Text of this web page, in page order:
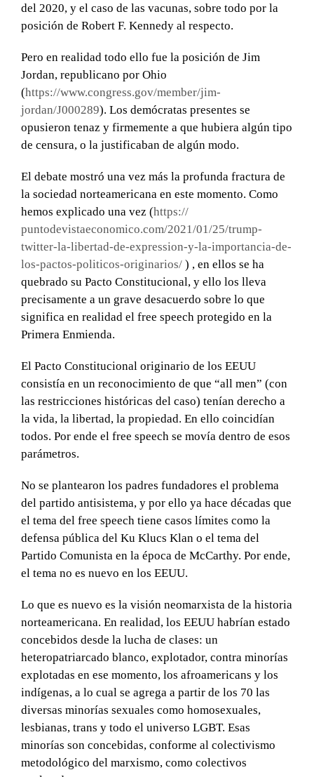
del 2020, y el caso de las vacunas, sobre todo por la
posición de Robert F. Kennedy al respecto.
Pero en realidad todo ello fue la posición de Jim
Jordan, republicano por Ohio
(https://www.congress.gov/member/jim-
jordan/J000289). Los demócratas presentes se
opusieron tenaz y firmemente a que hubiera algún tipo
de censura, o la justificaban de algún modo.
El debate mostró una vez más la profunda fractura de
la sociedad norteamericana en este momento. Como
hemos explicado una vez (https://
puntodevistaeconomico.com/2021/01/25/trump-
twitter-la-libertad-de-expression-y-la-importancia-de-
los-pactos-politicos-originarios/ ) , en ellos se ha
quebrado su Pacto Constitucional, y ello los lleva
precisamente a un grave desacuerdo sobre lo que
significa en realidad el free speech protegido en la
Primera Enmienda.
El Pacto Constitucional originario de los EEUU
consistía en un reconocimiento de que “all men” (con
las restricciones históricas del caso) tenían derecho a
la vida, la libertad, la propiedad. En ello coincidían
todos. Por ende el free speech se movía dentro de esos
parámetros.
No se plantearon los padres fundadores el problema
del partido antisistema, y por ello ya hace décadas que
el tema del free speech tiene casos límites como la
defensa pública del Ku Klucs Klan o el tema del
Partido Comunista en la época de McCarthy. Por ende,
el tema no es nuevo en los EEUU.
Lo que es nuevo es la visión neomarxista de la historia
norteamericana. En realidad, los EEUU habrían estado
concebidos desde la lucha de clases: un
heteropatriarcado blanco, explotador, contra minorías
explotadas en ese momento, los afroamericans y los
indígenas, a lo cual se agrega a partir de los 70 las
diversas minorías sexuales como homosexuales,
lesbianas, trans y todo el universo LGBT. Esas
minorías son concebidas, conforme al colectivismo
metodológico del marxismo, como colectivos